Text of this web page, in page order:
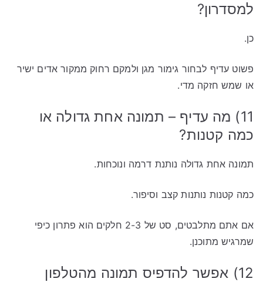
למסדרון?
כן.
פשוט עדיף לבחור גימור מגן ולמקם רחוק ממקור אדים ישיר
או שמש חזקה מדי.
11) מה עדיף – תמונה אחת גדולה או
כמה קטנות?
תמונה אחת גדולה נותנת דרמה ונוכחות.
כמה קטנות נותנות קצב וסיפור.
אם אתם מתלבטים, סט של 2-3 חלקים הוא פתרון כיפי
שמרגיש מתוכנן.
12) אפשר להדפיס תמונה מהטלפון